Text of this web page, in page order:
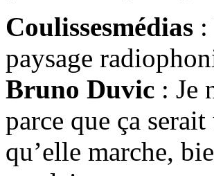
Coulissesmédias
paysage
Bruno Duvic : Je
parce que ça
qu’elle marche,